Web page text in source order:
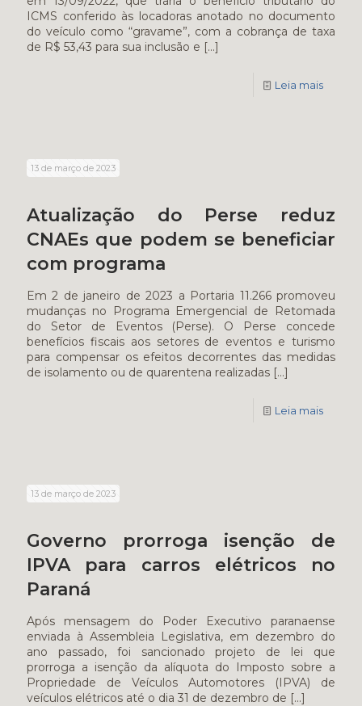
ICMS conferido às locadoras anotado no documento
do veículo como “gravame”, com a cobrança de taxa
de R$ 53,43 para sua inclusão e […]
Leia mais
13 de março de 2023
Atualização do Perse reduz
CNAEs que podem se beneficiar
com programa
Em 2 de janeiro de 2023 a Portaria 11.266 promoveu
mudanças no Programa Emergencial de Retomada
do Setor de Eventos (Perse). O Perse concede
benefícios fiscais aos setores de eventos e turismo
para compensar os efeitos decorrentes das medidas
de isolamento ou de quarentena realizadas […]
Leia mais
13 de março de 2023
Governo prorroga isenção de
IPVA para carros elétricos no
Paraná
Após mensagem do Poder Executivo paranaense
enviada à Assembleia Legislativa, em dezembro do
ano passado, foi sancionado projeto de lei que
prorroga a isenção da alíquota do Imposto sobre a
Propriedade de Veículos Automotores (IPVA) de
veículos elétricos até o dia 31 de dezembro de […]